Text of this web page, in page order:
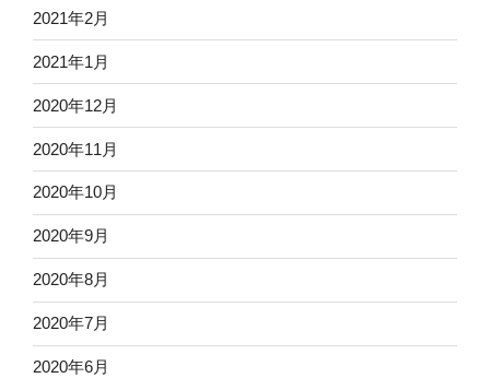
2021年2月
2021年1月
2020年12月
2020年11月
2020年10月
2020年9月
2020年8月
2020年7月
2020年6月